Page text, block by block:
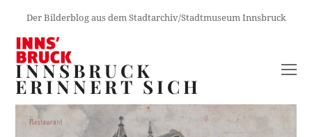
Der Bilderblog aus dem Stadtarchiv/Stadtmuseum Innsbruck
INNSBRUCK
ERINNERT SICH